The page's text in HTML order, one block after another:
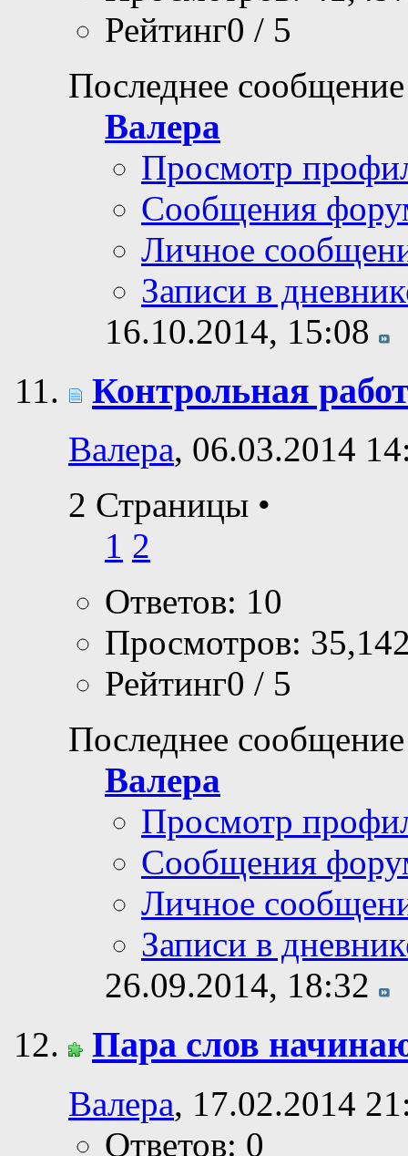
Рейтинг0 / 5
Последнее
Валера
Просмотр
Сообщения
Личное
Записи в
16.10.2014, 15:08
Контрольная
Валера, 06.03.2014
2 Страницы •
1 2
Ответов: 10
Просмотров:
Рейтинг0 / 5
Последнее
Валера
Просмотр
Сообщения
Личное
Записи в
26.09.2014, 18:32
Пара слов
Валера, 17.02.2014
Ответов: 0